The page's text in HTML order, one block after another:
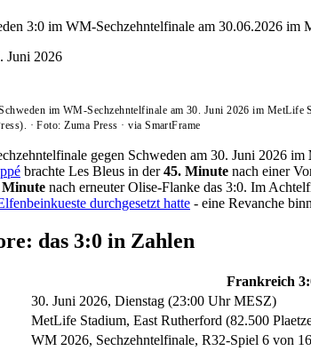
3:0 im WM-Sechzehntelfinale am 30.06.2026
Juni 2026
im WM-Sechzehntelfinale am 30. Juni 2026 im
·Foto: Zuma Press ·via SmartFrame
gegen Schweden am 30. Juni 2026 im
brachte Les Bleus in der45. Minute nach einer
Minute nach erneuter Olise-Flanke das 3:0. Im
durchgesetzt hatte - eine Revanche
das 3:0 in Zahlen
Frankreich
30. Juni 2026, Dienstag (23:00 Uhr MESZ)
MetLife Stadium, East Rutherford (82.500
WM 2026, Sechzehntelfinale, R32-Spiel 6 von 16